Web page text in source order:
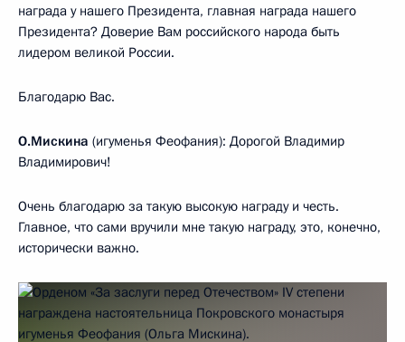
награда у нашего Президента, главная награда нашего
Президента? Доверие Вам российского народа быть
лидером великой России.
Благодарю Вас.
О.Мискина (игуменья Феофания): Дорогой Владимир
Владимирович!
Очень благодарю за такую высокую награду и честь.
Главное, что сами вручили мне такую награду, это, конечно,
исторически важно.